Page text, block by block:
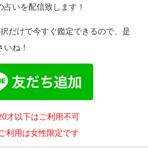
いを配信致します！
だけで今すぐ鑑定できるので、是
ね！
才以下はご利用不可
利用は女性限定です